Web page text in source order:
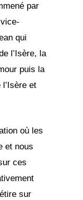
par
qui
l’Isère, la
puis la
et
où les
et nous
ces
sur